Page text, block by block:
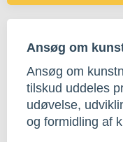
Ansøg om
Ansøg om
tilskud uddeles
udøvelse,
og formidling af